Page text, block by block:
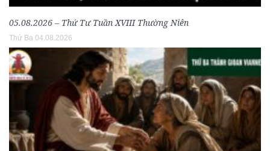
05.08.2026 – Thứ Tư Tuần XVIII Thường Niên
Thứ Ba 04.08.2026